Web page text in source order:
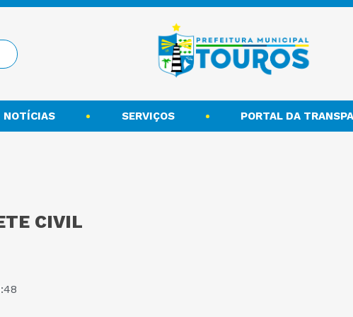
NOTÍCIAS SERVIÇOS PORTAL DA
CIVIL